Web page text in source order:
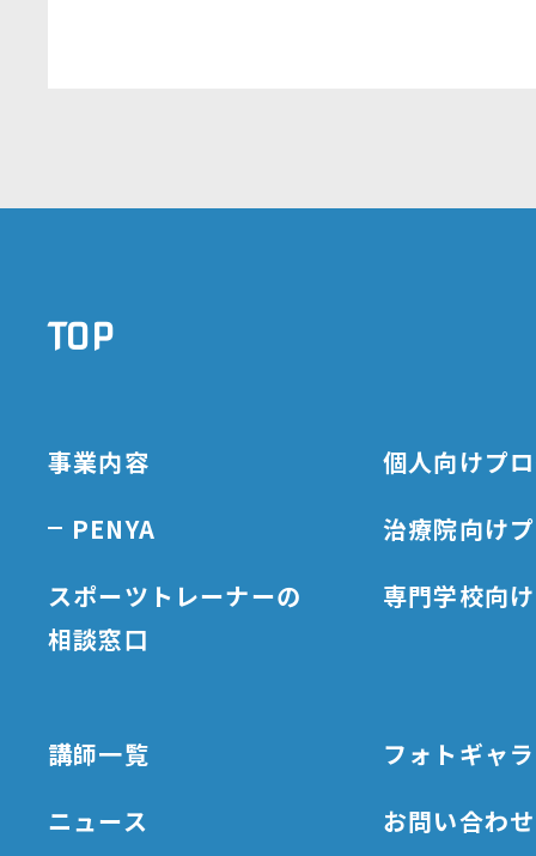
TOP
事業内容
PENYA
スポーツトレーナーの
相談窓口
個人向けプ
治療院向け
専門学校向
講師一覧
ニュース
フォトギャ
お問い合わせ